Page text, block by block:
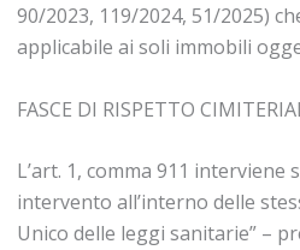
90/2023, 119/2024, 51/2025)
applicabile ai soli immobili
FASCE DI RISPETTO
L’art. 1, comma 911
intervento all’interno delle
Unico delle leggi sanitarie” –